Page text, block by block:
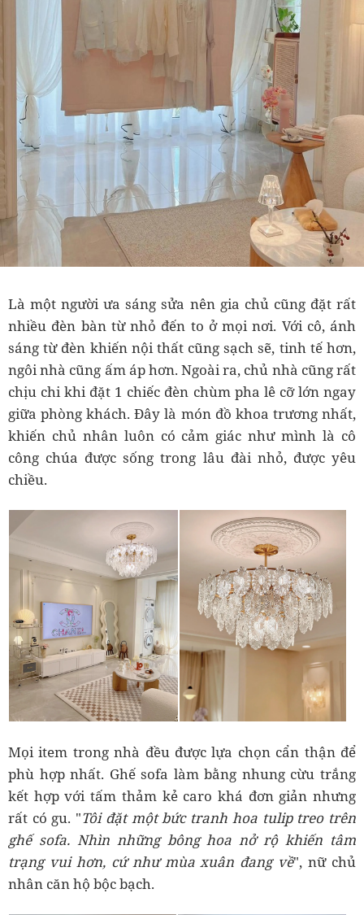
Là một người ưa sáng sửa nên gia chủ cũng đặt rất
nhiều đèn bàn từ nhỏ đến to ở mọi nơi. Với cô, ánh
sáng từ đèn khiến nội thất cũng sạch sẽ, tinh tế hơn,
ngôi nhà cũng ấm áp hơn. Ngoài ra, chủ nhà cũng rất
chịu chi khi đặt 1 chiếc đèn chùm pha lê cỡ lớn ngay
giữa phòng khách. Đây là món đồ khoa trương nhất,
khiến chủ nhân luôn có cảm giác như mình là cô
công chúa được sống trong lâu đài nhỏ, được yêu
chiều.
Mọi item trong nhà đều được lựa chọn cẩn thận để
phù hợp nhất. Ghế sofa làm bằng nhung cừu trắng
kết hợp với tấm thảm kẻ caro khá đơn giản nhưng
rất có gu. "Tôi đặt một bức tranh hoa tulip treo trên
ghế sofa. Nhìn những bông hoa nở rộ khiến tâm
trạng vui hơn, cứ như mùa xuân đang về", nữ chủ
nhân căn hộ bộc bạch.